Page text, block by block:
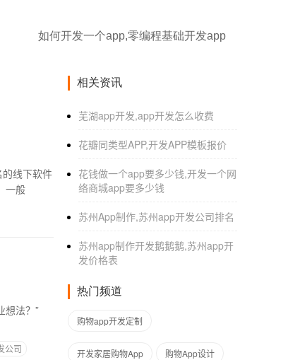
如何开发一个app,零编程基础开发app
线下软件
一般
想法？”
公司
相关资讯
芜湖app开发,app开发怎么收费
花瓣同类型APP,开发APP模板报价
花钱做一个app要多少钱,开发一个网
络商城app要多少钱
苏州App制作,苏州app开发公司排名
苏州app制作开发鹅鹅鹅,苏州app开
发价格表
热门频道
购物app开发定制
开发家居购物App 购物App设计